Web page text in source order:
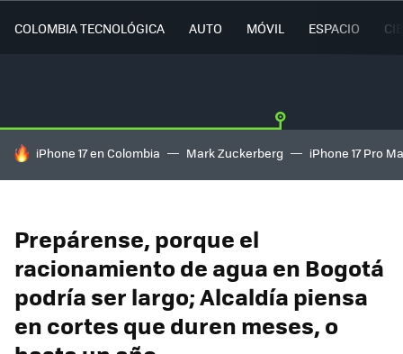
COLOMBIA TECNOLÓGICA AUTO MÓVIL ESPACIO
HOY SE HABLA DE
iPhone 17 en Colombia Mark Zuckerberg iPhone 17 Pro
Prepárense, porque el
racionamiento de agua en Bogotá
podría ser largo; Alcaldía piensa
en cortes que duren meses, o